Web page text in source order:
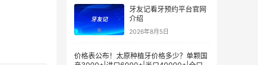
牙友记看牙预约平台官网
介绍
2026年8月5日
价格表公布！太原种植牙价格多少？单颗国